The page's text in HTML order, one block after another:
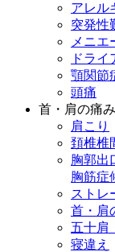
アレル
突発性
メニエ
ドラ
顎関節
頭痛
首・肩の痛
肩こり
頚椎椎
胸郭出
胸筋症
ストレ
首・肩
五十肩
寝違え